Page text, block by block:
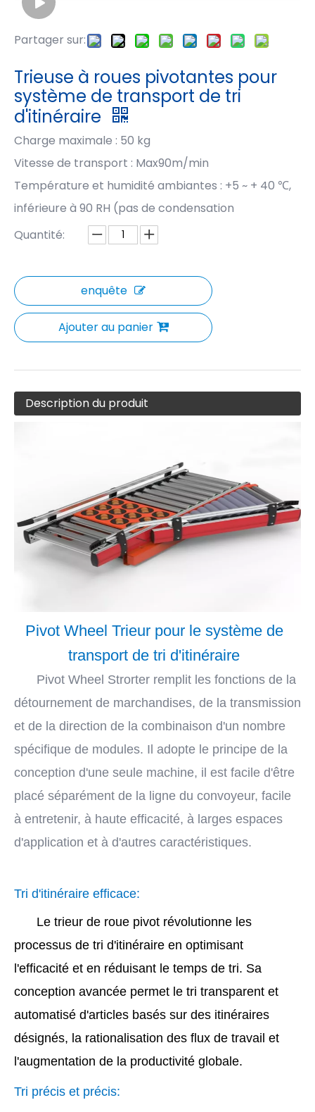
Partager sur:
Trieuse à roues pivotantes pour
système de transport de tri
d'itinéraire
Charge maximale : 50 kg
Vitesse de transport : Max90m/min
Température et humidité ambiantes : +5 ~ + 40 ℃,
inférieure à 90 RH (pas de condensation
Quantité:
enquête
Ajouter au panier
Description du produit
Pivot Wheel Trieur pour le système de
transport de tri d'itinéraire
Pivot Wheel Strorter remplit les fonctions de la
détournement de marchandises, de la transmission
et de la direction de la combinaison d'un nombre
spécifique de modules. Il adopte le principe de la
conception d'une seule machine, il est facile d'être
placé séparément de la ligne du convoyeur, facile
à entretenir, à haute efficacité, à larges espaces
d'application et à d'autres caractéristiques.
Tri d'itinéraire efficace:
Le trieur de roue pivot révolutionne les
processus de tri d'itinéraire en optimisant
l'efficacité et en réduisant le temps de tri. Sa
conception avancée permet le tri transparent et
automatisé d'articles basés sur des itinéraires
désignés, la rationalisation des flux de travail et
l'augmentation de la productivité globale.
Tri précis et précis: